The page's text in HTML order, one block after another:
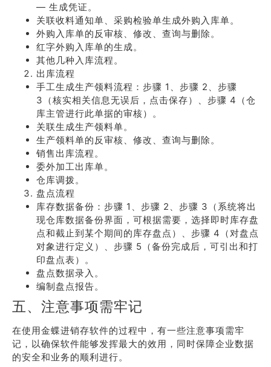
— 生成凭证。
关联收料通知单、采购检验单生成外购入库单。
外购入库单的反审核、修改、查询与删除。
红字外购入库单的生成。
其他几种入库流程。
出库流程
手工生成生产领料流程：步骤 1、步骤 2、步骤
3（核实相关信息无误后，点击保存）、步骤 4（仓
库主管进行此单据的审核）。
关联生成生产领料单。
生产领料单的反审核、修改、查询与删除。
销售出库流程。
委外加工出库单。
仓库调拨。
盘点流程
库存数据备份：步骤 1、步骤 2、步骤 3（系统将出
现仓库数据备份界面，可根据需要，选择即时库存盘
点和截止到某个期间的库存盘点）、步骤 4（对盘点
对象进行定义）、步骤 5（备份完成后，可引出和打
印盘点表）。
盘点数据录入。
编制盘点报告。
五、注意事项需牢记
在使用金蝶进销存软件的过程中，有一些注意事项需牢
记，以确保软件能够发挥最大的效用，同时保障企业数据
的安全和业务的顺利进行。